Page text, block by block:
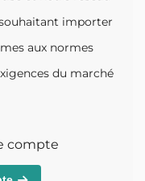
importer
aux normes
du marché
compte